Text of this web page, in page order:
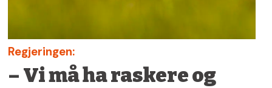
Regjeringen:
– Vi må ha raskere og